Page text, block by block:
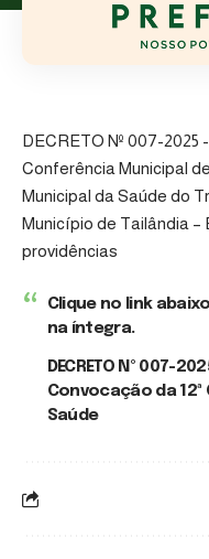
DECRETO Nº 007-2025
Conferência Municipal
Municipal da Saúde do
Município de Tailândia
providências
Clique no link
na íntegra.
DECRETO Nº 007-
Convocação da
Saúde